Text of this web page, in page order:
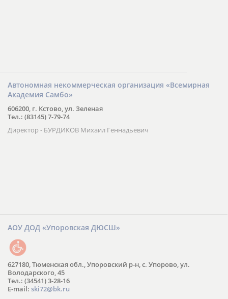
Автономная некоммерческая организация «Всемирная
Академия Самбо»
606200, г. Кстово, ул. Зеленая
Тел.: (83145) 7-79-74
Директор - БУРДИКОВ Михаил Геннадьевич
АОУ ДОД «Упоровская ДЮСШ»
627180, Тюменская обл., Упоровский р-н, с. Упорово, ул.
Володарского, 45
Тел.: (34541) 3-28-16
E-mail: ski72@bk.ru